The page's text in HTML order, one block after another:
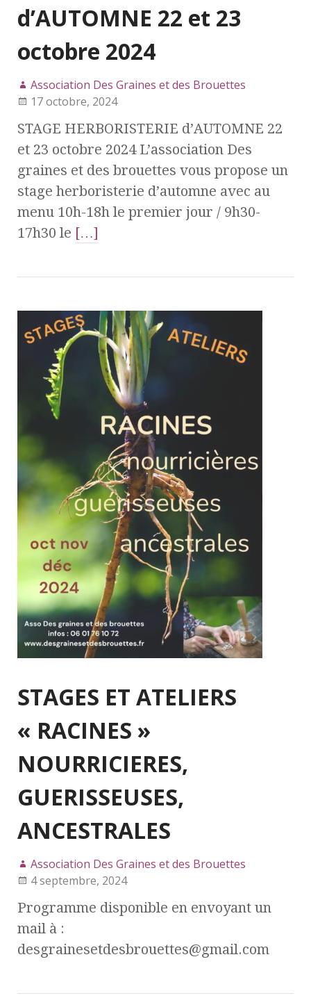
d’AUTOMNE 22 et 23
octobre 2024
Association Des Graines et des Brouettes
17 octobre, 2024
STAGE HERBORISTERIE d’AUTOMNE 22
et 23 octobre 2024 L’association Des
graines et des brouettes vous propose un
stage herboristerie d’automne avec au
menu 10h-18h le premier jour / 9h30-
17h30 le […]
STAGES ET ATELIERS
« RACINES »
NOURRICIERES,
GUERISSEUSES,
ANCESTRALES
Association Des Graines et des Brouettes
4 septembre, 2024
Programme disponible en envoyant un
mail à :
desgrainesetdesbrouettes@gmail.com